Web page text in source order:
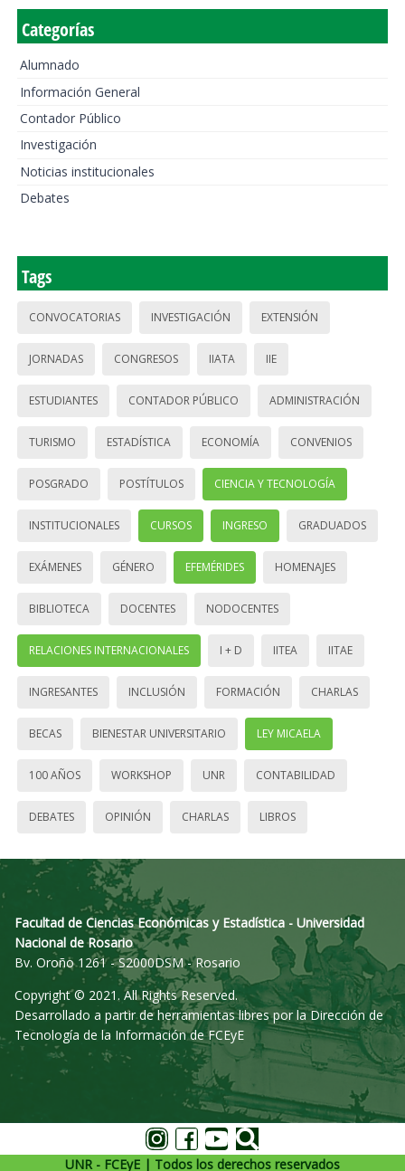
Categorías
Alumnado
Información General
Contador Público
Investigación
Noticias institucionales
Debates
Tags
CONVOCATORIAS INVESTIGACIÓN EXTENSIÓN
JORNADAS CONGRESOS IIATA IIE
ESTUDIANTES CONTADOR PÚBLICO ADMINISTRACIÓN
TURISMO ESTADÍSTICA ECONOMÍA CONVENIOS
POSGRADO POSTÍTULOS CIENCIA Y TECNOLOGÍA
INSTITUCIONALES CURSOS INGRESO GRADUADOS
EXÁMENES GÉNERO EFEMÉRIDES HOMENAJES
BIBLIOTECA DOCENTES NODOCENTES
RELACIONES INTERNACIONALES I + D IITEA IITAE
INGRESANTES INCLUSIÓN FORMACIÓN CHARLAS
BECAS BIENESTAR UNIVERSITARIO LEY MICAELA
100 AÑOS WORKSHOP UNR CONTABILIDAD
DEBATES OPINIÓN CHARLAS LIBROS
Facultad de Ciencias Económicas y Estadística - Universidad
Nacional de Rosario
Bv. Oroño 1261 - S2000DSM - Rosario
Copyright © 2021. All Rights Reserved.
Desarrollado a partir de herramientas libres por la Dirección de
Tecnología de la Información de FCEyE
UNR - FCEyE | Todos los derechos reservados